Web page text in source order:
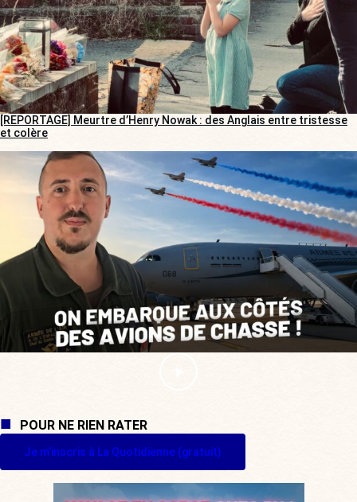
[REPORTAGE] Meurtre d’Henry Nowak : des Anglais entre tristesse
et colère
POUR NE RIEN RATER
Je m'inscris à La Quotidienne (gratuit)